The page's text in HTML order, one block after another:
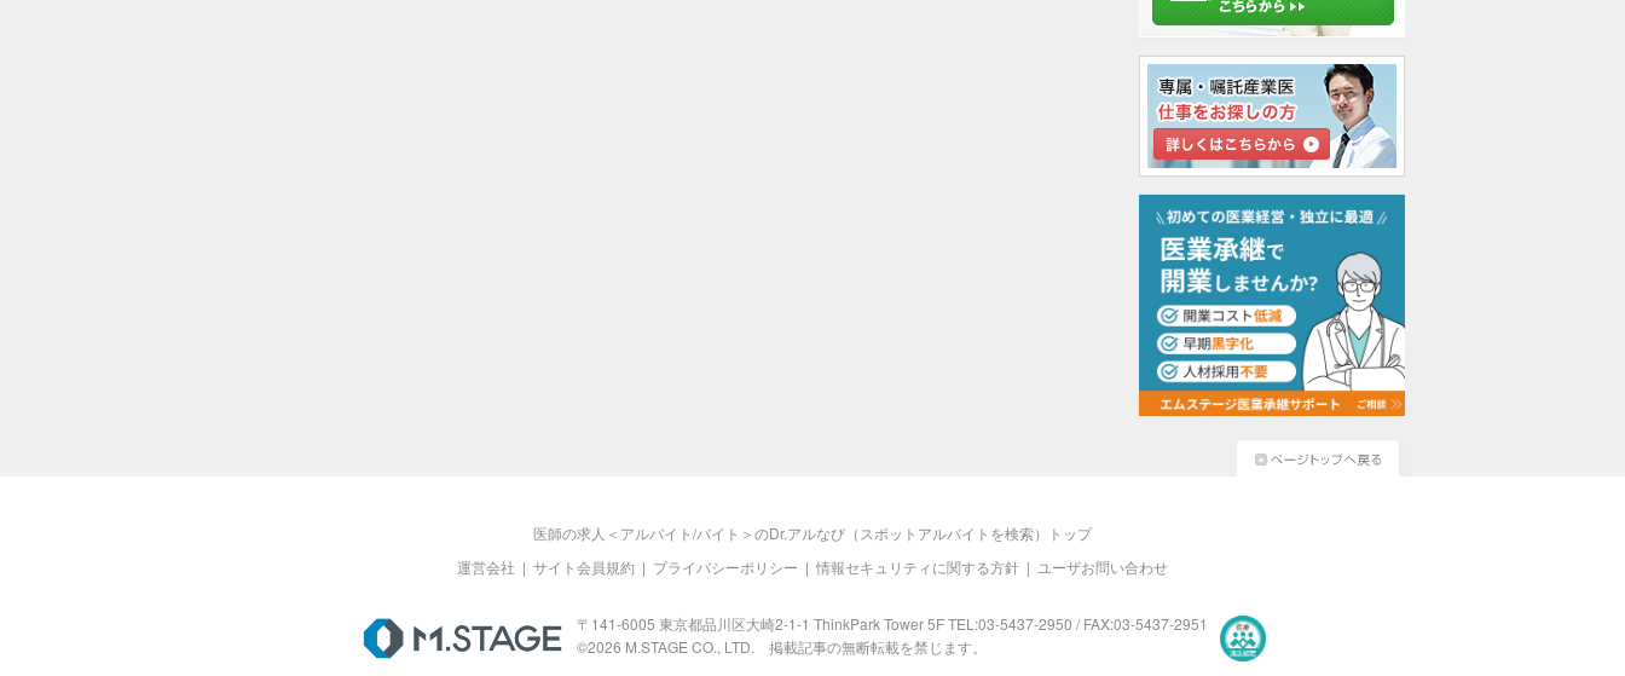
医師の求人＜アルバイト/バイト＞のDr.アルなび（スポットアルバイトを検索）トップ
運営会社 | サイト会員規約 | プライバシーポリシー | 情報セキュリティに関する方針 | ユーザお問い合わせ
M.STAGE
〒141-6005 東京都品川区大崎2-1-1 ThinkPark Tower 5F TEL:03-5437-2950 / FAX:03-5437-2951
©2026 M.STAGE CO., LTD. 掲載記事の無断転載を禁じます。